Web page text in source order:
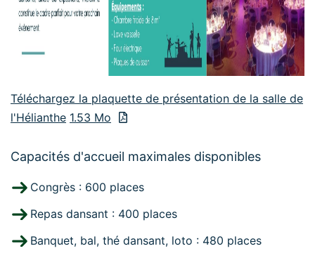
Téléchargez la plaquette de présentation de la salle de
l'Hélianthe 1.53 Mo
Capacités d'accueil maximales disponibles
Congrès : 600 places
Repas dansant : 400 places
Banquet, bal, thé dansant, loto : 480 places